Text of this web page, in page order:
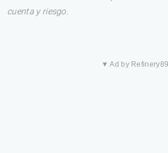
cuenta y riesgo.
▼ Ad by Refinery89